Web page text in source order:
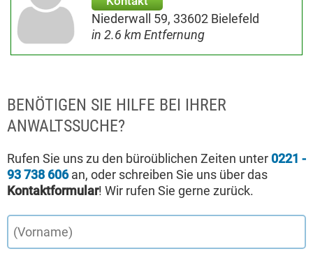
Niederwall 59, 33602 Bielefeld
in 2.6 km Entfernung
BENÖTIGEN SIE HILFE BEI IHRER
ANWALTSSUCHE?
Rufen Sie uns zu den büroüblichen Zeiten unter 0221 -
93 738 606an, oder schreiben Sie uns über das
Kontaktformular! Wir rufen Sie gerne zurück.